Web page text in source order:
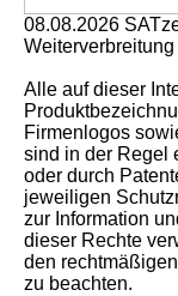
08.08.2026
Alle auf dieser
Firmenlogos
sind in der Regel
oder durch
jeweiligen
zur Information
dieser Rechte
den
zu beachten.